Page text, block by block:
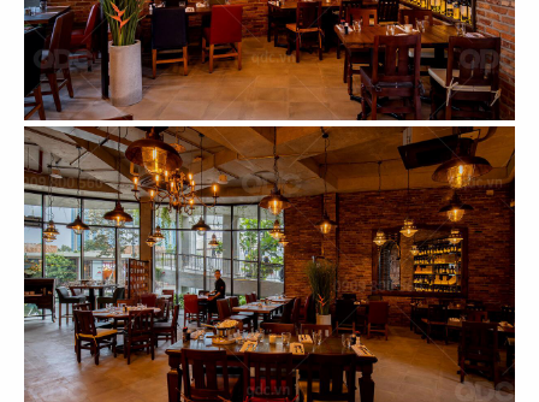
117
PHỞ HÀ NỘI
CN Berkeley, USA
118
PHỞ HÀ NỘI
Palo Alto
119
PHỞ HÀ NỘI
Fountain Valley
120
PHỞ HÀ NỘI
CN San Jose - USA